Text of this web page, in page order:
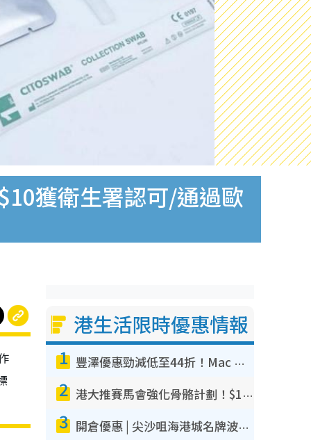
獲衛生署認可/通過歐
港生活限時優惠情報
1 豐澤優惠勁減低至44折！Mac mini/iPhone17Pro大減價！廚房家電$220起
2 港大推賽馬會強化骨骼計劃！$100骨質密度X光檢查 完成免費運動訓練送超市禮券！附參加資格
3 開倉優惠 | 尖沙咀海港城名牌波鞋開倉低至1折！On鞋$899起／Joy&Peace鞋履$98起